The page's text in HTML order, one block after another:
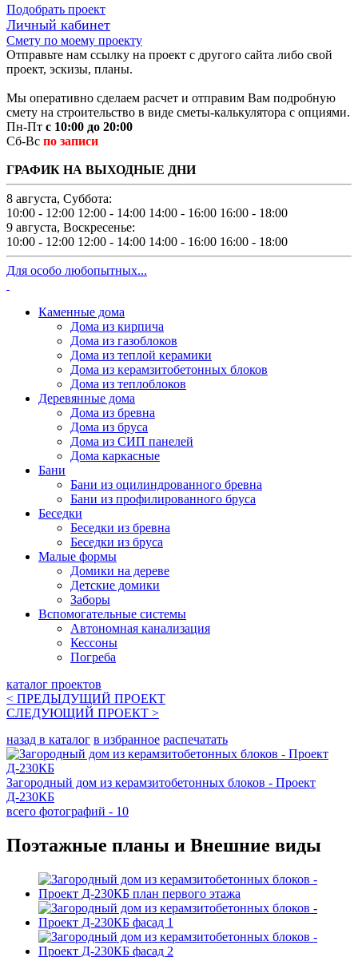
Подобрать проект
Личный кабинет
Смету по моему проекту
Отправьте нам ссылку на проект с другого сайта либо свой
проект, эскизы, планы.
Мы оперативно сделаем расчет и отправим Вам подробную
смету на строительство в виде сметы-калькулятора с опциями.
Пн-Пт с 10:00 до 20:00
Сб-Вс по записи
ГРАФИК НА ВЫХОДНЫЕ ДНИ
8 августа, Суббота:
10:00 - 12:00 12:00 - 14:00 14:00 - 16:00 16:00 - 18:00
9 августа, Воскресенье:
10:00 - 12:00 12:00 - 14:00 14:00 - 16:00 16:00 - 18:00
Для особо любопытных...
Каменные дома
Дома из кирпича
Дома из газоблоков
Дома из теплой керамики
Дома из керамзитобетонных блоков
Дома из теплоблоков
Деревянные дома
Дома из бревна
Дома из бруса
Дома из СИП панелей
Дома каркасные
Бани
Бани из оцилиндрованного бревна
Бани из профилированного бруса
Беседки
Беседки из бревна
Беседки из бруса
Малые формы
Домики на дереве
Детские домики
Заборы
Вспомогательные системы
Автономная канализация
Кессоны
Погреба
каталог проектов
< ПРЕДЫДУЩИЙ ПРОЕКТ
СЛЕДУЮЩИЙ ПРОЕКТ >
назад в каталог в избранное распечатать
Загородный дом из керамзитобетонных блоков - Проект
Д-230КБ
всего фотографий - 10
Поэтажные планы и Внешние виды